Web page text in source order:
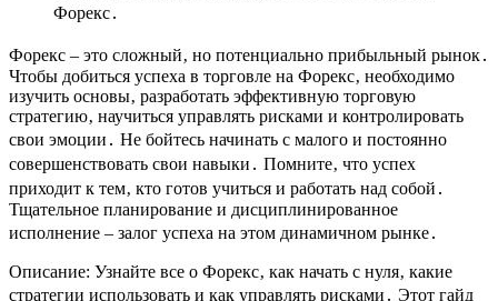
Форекс․
Форекс – это сложный‚ но потенциально прибыльный рынок․
Чтобы добиться успеха в торговле на Форекс‚ необходимо
изучить основы‚ разработать эффективную торговую
стратегию‚ научиться управлять рисками и контролировать
свои эмоции․ Не бойтесь начинать с малого и постоянно
совершенствовать свои навыки․ Помните‚ что успех
приходит к тем‚ кто готов учиться и работать над собой․
Тщательное планирование и дисциплинированное
исполнение – залог успеха на этом динамичном рынке․
Описание: Узнайте все о Форекс‚ как начать с нуля‚ какие
стратегии использовать и как управлять рисками․ Этот гайд